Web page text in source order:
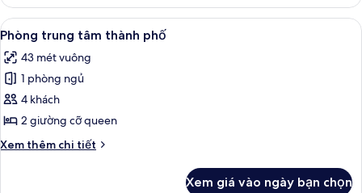
Xem
tất
cả
ảnh
Phòng
trung
tâm
thành
Bộ trải giường bằng vải cotton Ai
4
Phòng trung tâm thành phố
43 mét vuông
1 phòng ngủ
4 khách
2 giường cỡ queen
Xem thêm chi tiết
Chi
Xem giá vào ngày bạn chọn